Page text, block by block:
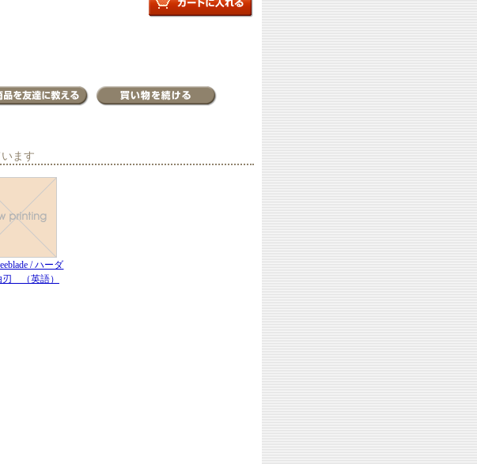
ます
/ ハーダ
刃 （英語）